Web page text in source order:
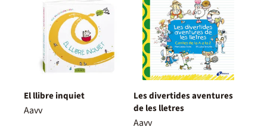
El llibre inquiet
Aavv
Les divertides aventures
de les lletres
Aavv